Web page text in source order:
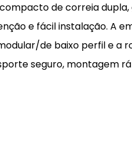
de correia
e fácil instalação. A
de baixo perfil e a
seguro, montagem